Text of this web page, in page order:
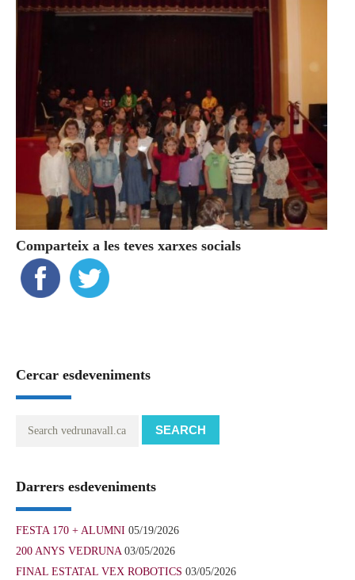
Comparteix a les teves xarxes socials
Cercar esdeveniments
SEARCH
Darrers esdeveniments
FESTA 170 + ALUMNI 05/19/2026
200 ANYS VEDRUNA 03/05/2026
FINAL ESTATAL VEX ROBOTICS 03/05/2026